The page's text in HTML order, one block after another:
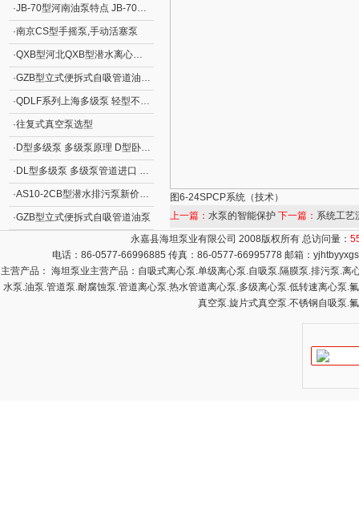
·JB-70型河南油泵特点 JB-70型电动、手摇二用计量加油泵
·南京CS型手摇泵,手动活塞泵
·QXB型河北QXB型潜水离心式曝气机
·GZB型立式便拆式自吸管道油泵GZB型立式自吸泵
·QDLF系列上海多级泵 轻型不锈钢立式多级离心泵
·往复式真空泵选型
· D型多级泵 多级泵原理 D型卧式分段式清水多级泵
· DL型多级泵 多级泵管道进口 DL型立式清水多级泵
·AS10-2CB型潜水排污泵新价格 撕裂式潜水排污泵AS型 立式排污泵
·GZB型立式便拆式自吸管道油泵
图6-24SPCP系统（技术）
上一篇： 水泵的智能保护 下一篇： 系统工艺
永嘉县海坦泵业有限公司 2008版权所有 总访问量：
电话：86-0577-66996885 传真：86-0577-66995778 邮箱：
主营产品： 海坦泵业主营产品：自吸式离心泵.单级离心泵.自吸泵.隔膜泵.排污泵.
水泵.油泵.管道泵.耐腐蚀泵.管道离心泵.热水管道离心泵.多级离心泵.低转速离心泵
真空泵.旋片式真空泵.不锈钢自吸泵.